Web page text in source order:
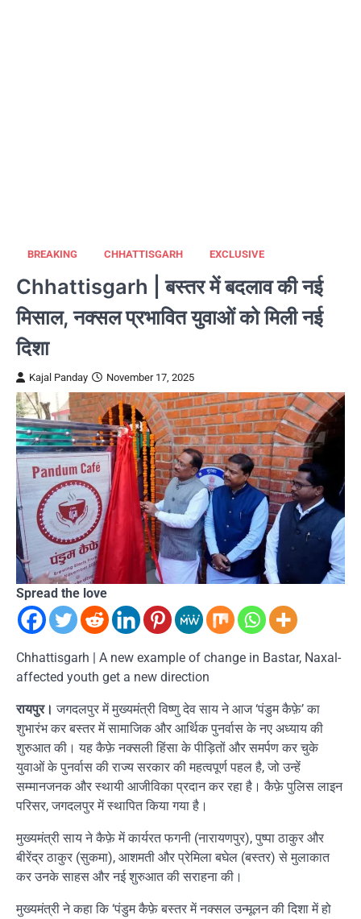
BREAKING CHHATTISGARH EXCLUSIVE
Chhattisgarh | बस्तर में बदलाव की नई
मिसाल, नक्सल प्रभावित युवाओं को मिली नई
दिशा
Kajal Panday November 17, 2025
Spread the love
Chhattisgarh | A new example of change in Bastar, Naxal-
affected youth get a new direction
रायपुर। जगदलपुर में मुख्यमंत्री विष्णु देव साय ने आज ‘पंडुम कैफ़े’ का
शुभारंभ कर बस्तर में सामाजिक और आर्थिक पुनर्वास के नए अध्याय की
शुरुआत की। यह कैफ़े नक्सली हिंसा के पीड़ितों और समर्पण कर चुके
युवाओं के पुनर्वास की राज्य सरकार की महत्वपूर्ण पहल है, जो उन्हें
सम्मानजनक और स्थायी आजीविका प्रदान कर रहा है। कैफ़े पुलिस लाइन
परिसर, जगदलपुर में स्थापित किया गया है।
मुख्यमंत्री साय ने कैफ़े में कार्यरत फगनी (नारायणपुर), पुष्पा ठाकुर और
बीरेंद्र ठाकुर (सुकमा), आशमती और प्रेमिला बघेल (बस्तर) से मुलाकात
कर उनके साहस और नई शुरुआत की सराहना की।
मुख्यमंत्री ने कहा कि ‘पंडुम कैफ़े बस्तर में नक्सल उन्मूलन की दिशा में हो